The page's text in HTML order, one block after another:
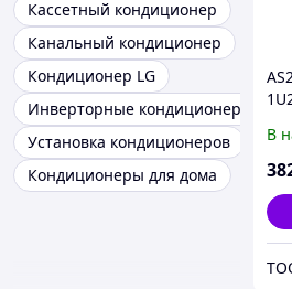
Кассетный кондиционер
Канальный кондиционер
Кондиционер LG
Инверторные кондиционеры
Установка кондиционеров
Кондиционеры для дома
В